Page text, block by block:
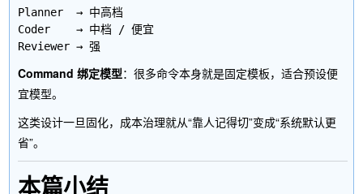
Planner  → 中高档
Coder    → 中档 / 便宜
Command 绑定模型：很多命令本身就是固定模板，适合预设便
宜模型。
这类设计一旦固化，成本治理就从“靠人记得切”变成“系统默认更
省”。
本篇小结